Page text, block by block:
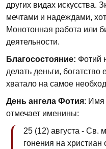
других видах искусства.
мечтами и надеждами,
Монотонная работа или
деятельности.
Благосостояние: Фотий
делать деньги,
хватало на самое
День ангела Фотия: Имя
отмечает именины:
25 (12) августа - Св.
гонения на